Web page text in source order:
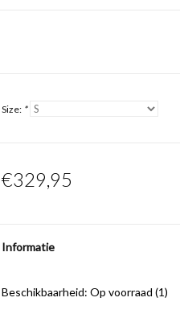
Size: *
€329,95
Informatie
Beschikbaarheid: Op voorraad (1)